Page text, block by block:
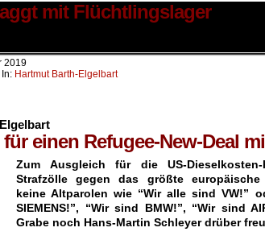
mit Flüchtlingslager
2019
Hartmut Barth-Elgelbart
einen Refugee-New-Deal
Zum Ausgleich für die US-
Strafzölle gegen das größte europäische
keine Altparolen wie “Wir alle sind VW!”
SIEMENS!”, “Wir sind BMW!”, “Wir sind
Grabe noch Hans-Martin Schleyer drüber